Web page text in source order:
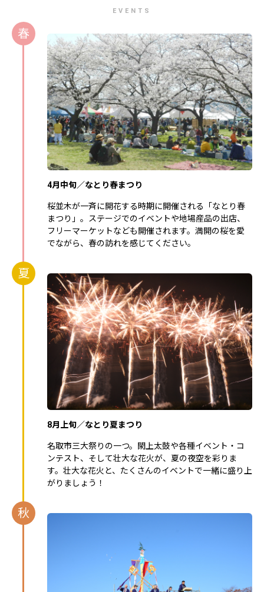
EVENTS
春
4月中旬／なとり春まつり
桜並木が一斉に開花する時期に開催される「なとり春
まつり」。ステージでのイベントや地場産品の出店、
フリーマーケットなども開催されます。満開の桜を愛
でながら、春の訪れを感じてください。
夏
8月上旬／なとり夏まつり
名取市三大祭りの一つ。閖上太鼓や各種イベント・コ
ンテスト、そして壮大な花火が、夏の夜空を彩りま
す。壮大な花火と、たくさんのイベントで一緒に盛り上
がりましょう！
秋